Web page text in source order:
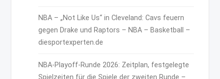
NBA – „Not Like Us“ in Cleveland: Cavs feuern
gegen Drake und Raptors – NBA – Basketball –
diesportexperten.de
NBA-Playoff-Runde 2026: Zeitplan, festgelegte
Spielzeiten für die Spiele der zweiten Runde –